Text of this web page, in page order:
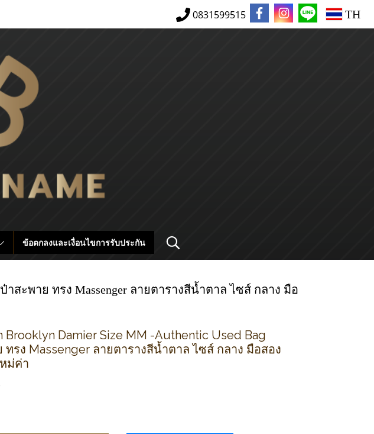
0831599515 TH
ข้อตกลงและเงื่อนไขการรับประกัน
ป๋าสะพาย ทรง Massenger ลายตารางสีน้ำตาล ไซส์ กลาง มือ
Brooklyn Damier Size MM -Authentic Used Bag
ทรง Massenger ลายตารางสีน้ำตาล ไซส์ กลาง มือสอง
ม่ค่า